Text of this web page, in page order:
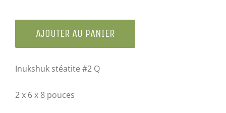
AJOUTER AU PANIER
Inukshuk stéatite #2 Q
2 x 6 x 8 pouces